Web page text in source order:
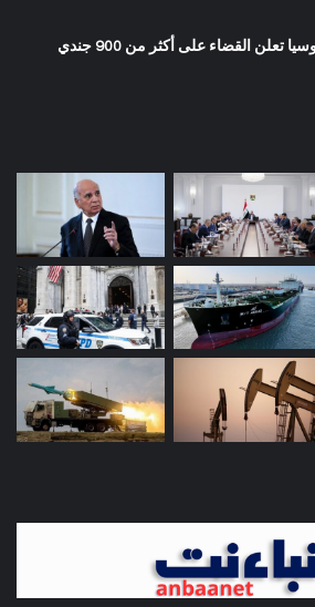
على مختلف المحاور.. روسيا تعلن القضاء على أكثر من 900 جندي